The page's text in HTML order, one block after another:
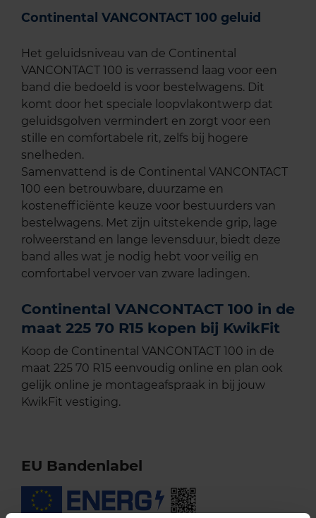
Continental VANCONTACT 100 geluid
Het geluidsniveau van de Continental
VANCONTACT 100 is verrassend laag voor een
band die bedoeld is voor bestelwagens. Dit
komt door het speciale loopvlakontwerp dat
geluidsgolven vermindert en zorgt voor een
stille en comfortabele rit, zelfs bij hogere
snelheden.
Samenvattend is de Continental VANCONTACT
100 een betrouwbare, duurzame en
kostenefficiënte keuze voor bestuurders van
bestelwagens. Met zijn uitstekende grip, lage
rolweerstand en lange levensduur, biedt deze
band alles wat je nodig hebt voor veilig en
comfortabel vervoer van zware ladingen.
Continental VANCONTACT 100 in de
maat 225 70 R15 kopen bij KwikFit
Koop de Continental VANCONTACT 100 in de
maat 225 70 R15 eenvoudig online en plan ook
gelijk online je montageafspraak in bij jouw
KwikFit vestiging.
EU Bandenlabel